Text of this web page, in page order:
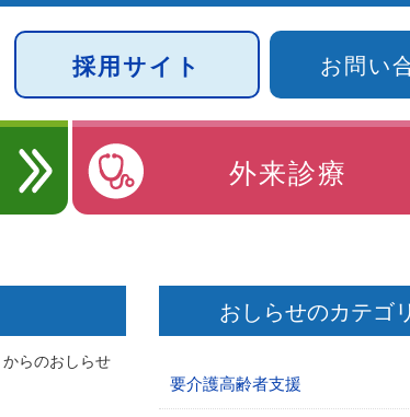
採用サイト お問い
外来診療
からのおしらせ
おしらせのカテゴ
要介護高齢者支援